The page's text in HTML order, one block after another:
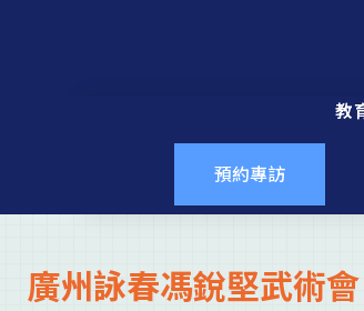
教
預約專訪
廣州詠春馮銳堅武術會